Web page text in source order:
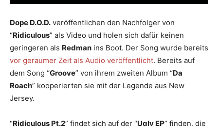
Dope D.O.D. veröffentlichen den Nachfolger von
“Ridiculous” als Video und holen sich dafür keinen
geringeren als Redman ins Boot. Der Song wurde bereits
vor geraumer Zeit als Audio veröffentlicht. Bereits auf
dem Song “Groove” von ihrem zweiten Album “Da
Roach” kooperierten sie mit der Legende aus New
Jersey.
“Ridiculous Pt.2” findet sich auf der “Ugly EP” finden, die